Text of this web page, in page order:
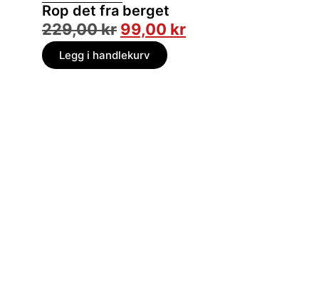
Rop det fra berget
229,00kr 99,00 kr
Legg i handlekurv